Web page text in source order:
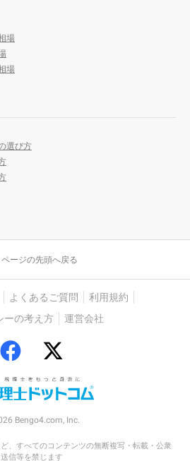
場
場
選び方
ページの先頭へ戻る
よくあるご質問
利用規約
ーの考え方
運営会社
Bengo4.com, Inc.
、すべてのコンテンツの無断複写・転載・公衆
送信等を禁じます